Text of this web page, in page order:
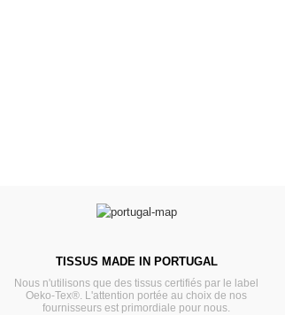
TISSUS MADE IN PORTUGAL
Nous n'utilisons que des tissus certifiés par le label
Oeko-Tex®. L'attention portée au choix de nos
fournisseurs est primordiale pour nous.